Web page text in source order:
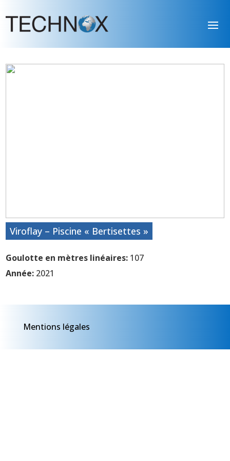
Viroflay – Piscine « Bertisettes »
Goulotte en mètres linéaires: 107
Année: 2021
Mentions légales